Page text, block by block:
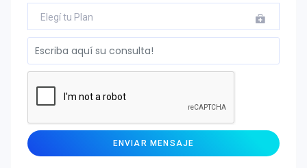
Elegí tu Plan
ENVIAR MENSAJE